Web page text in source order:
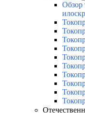
Обзор